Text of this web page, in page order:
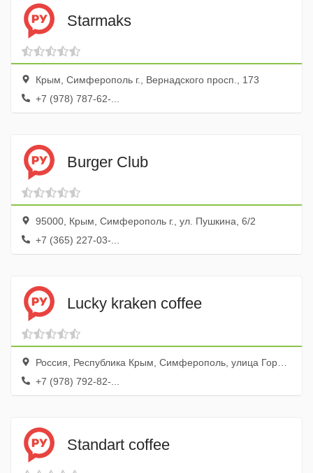
Starmaks
Крым, Симферополь г., Вернадского просп., 173
+7 (978) 787-62-...
Burger Club
95000, Крым, Симферополь г., ул. Пушкина, 6/2
+7 (365) 227-03-...
Lucky kraken coffee
Россия, Республика Крым, Симферополь, улица Горького, 14А
+7 (978) 792-82-...
Standart coffee